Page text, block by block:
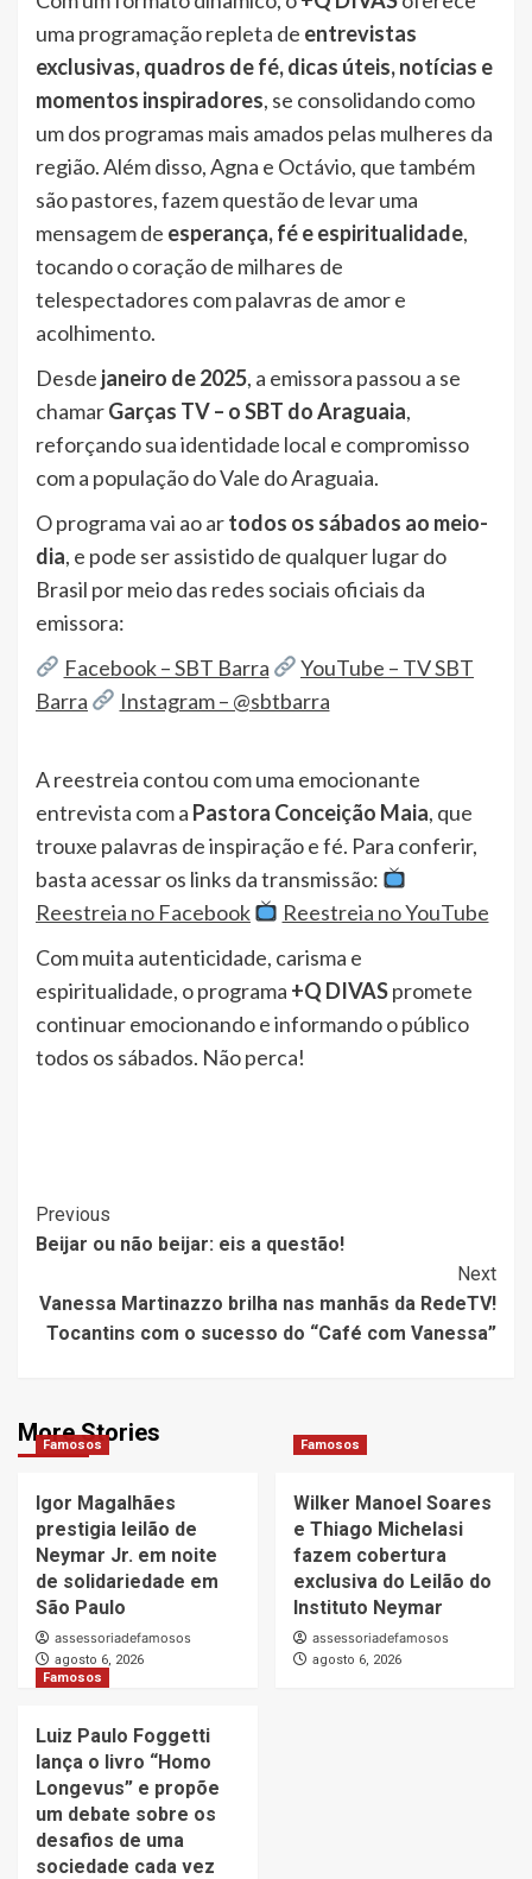
uma programação repleta de entrevistas
exclusivas, quadros de fé, dicas úteis, notícias e
momentos inspiradores, se consolidando como
um dos programas mais amados pelas mulheres da
região. Além disso, Agna e Octávio, que também
são pastores, fazem questão de levar uma
mensagem de esperança, fé e espiritualidade,
tocando o coração de milhares de
telespectadores com palavras de amor e
acolhimento.
Desde janeiro de 2025, a emissora passou a se
chamarGarças TV – o SBT do Araguaia,
reforçando sua identidade local e compromisso
com a população do Vale do Araguaia.
O programa vai ao artodos os sábados ao meio-
dia, e pode ser assistido de qualquer lugar do
Brasil por meio das redes sociais oficiais da
emissora:
Facebook – SBT Barra
YouTube – TV SBT
Barra
Instagram – @sbtbarra
A reestreia contou com uma emocionante
entrevista com a Pastora Conceição Maia, que
trouxe palavras de inspiração e fé. Para conferir,
basta acessar os links da transmissão:
Reestreia no Facebook
Reestreia no YouTube
Com muita autenticidade, carisma e
espiritualidade, o programa +Q DIVASpromete
continuar emocionando e informando o público
todos os sábados. Não perca!
Post
Navigation
Previous
Beijar ou não beijar: eis a questão!
Next
Vanessa Martinazzo brilha nas manhãs da RedeTV!
Tocantins com o sucesso do “Café com Vanessa”
More Stories
Famosos
Igor Magalhães
prestigia leilão de
Neymar Jr. em noite
de solidariedade em
São Paulo
assessoriadefamosos
agosto 6, 2026
Famosos
Wilker Manoel Soares
e Thiago Michelasi
fazem cobertura
exclusiva do Leilão do
Instituto Neymar
assessoriadefamosos
agosto 6, 2026
Famosos
Luiz Paulo Foggetti
lança o livro “Homo
Longevus” e propõe
um debate sobre os
desafios de uma
sociedade cada vez